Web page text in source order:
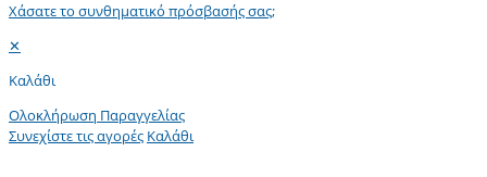
Χάσατε το συνθηματικό πρόσβασής σας;
✕
Καλάθι
Ολοκλήρωση Παραγγελίας
Συνεχίστε τις αγορές Καλάθι